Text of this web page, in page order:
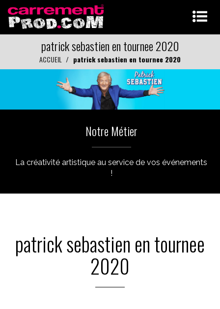
patrick sebastien en tournee 2020
ACCUEIL patrick sebastien en tournee 2020
Notre Métier
La créativité artistique au service de vos événements
!
patrick sebastien en tournee
2020